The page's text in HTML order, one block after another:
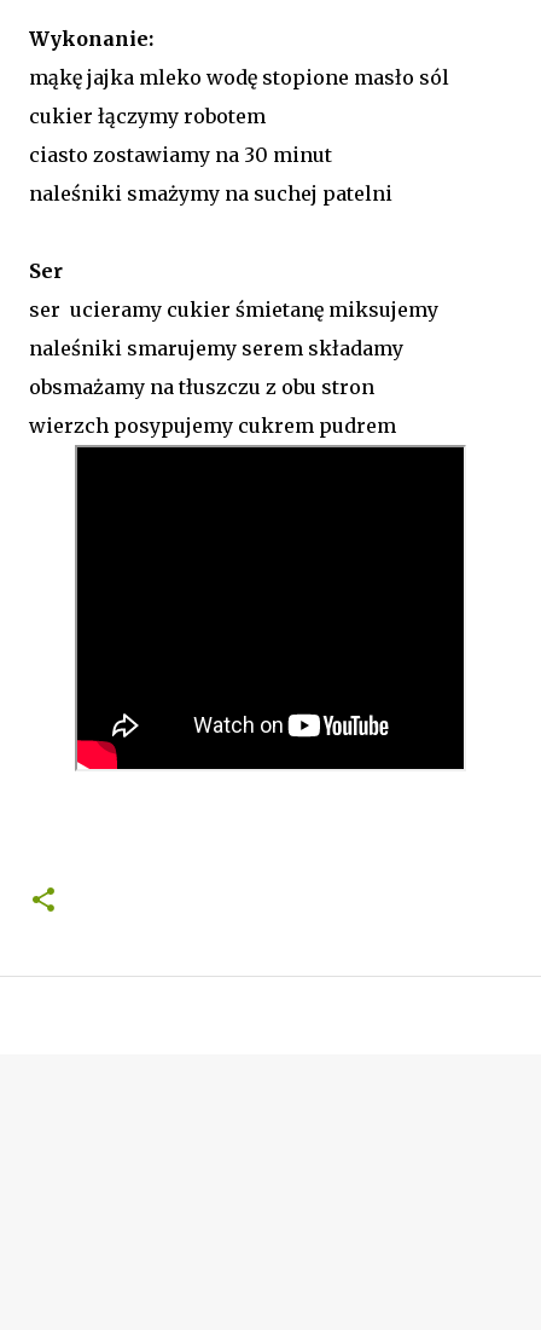
Wykonanie:
mąkę jajka mleko wodę stopione masło sól
cukier łączymy robotem
ciasto zostawiamy na 30 minut
naleśniki smażymy na suchej patelni
Ser
ser ucieramy cukier śmietanę miksujemy
naleśniki smarujemy serem składamy
obsmażamy na tłuszczu z obu stron
wierzch posypujemy cukrem pudrem